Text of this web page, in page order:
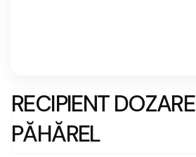
RECIPIENT DOZARE
PĂHĂREL